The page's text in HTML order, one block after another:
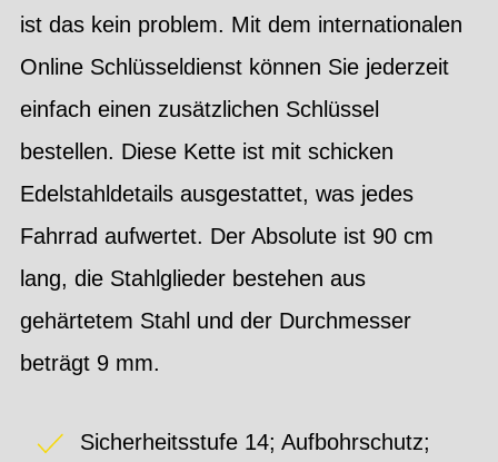
ist das kein problem. Mit dem internationalen
Online Schlüsseldienst können Sie jederzeit
einfach einen zusätzlichen Schlüssel
bestellen. Diese Kette ist mit schicken
Edelstahldetails ausgestattet, was jedes
Fahrrad aufwertet. Der Absolute ist 90 cm
lang, die Stahlglieder bestehen aus
gehärtetem Stahl und der Durchmesser
beträgt 9 mm.
Sicherheitsstufe 14; Aufbohrschutz;